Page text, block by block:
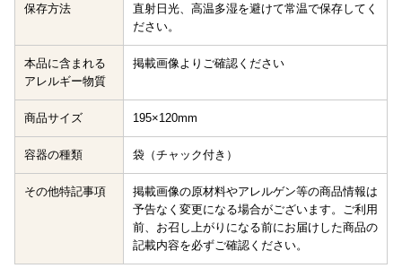
保存方法
直射日光、高温多湿を避けて常温で保存してく
ださい。
本品に含まれる
アレルギー物質
掲載画像よりご確認ください
商品サイズ 195×120mm
容器の種類 袋（チャック付き）
その他特記事項
掲載画像の原材料やアレルゲン等の商品情報は
予告なく変更になる場合がございます。ご利用
前、お召し上がりになる前にお届けした商品の
記載内容を必ずご確認ください。